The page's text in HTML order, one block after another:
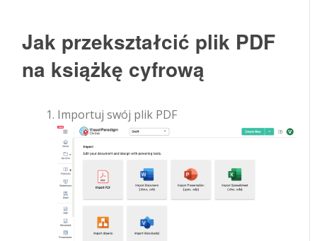
Jak przekształcić plik PDF
na książkę cyfrową
Importuj swój plik PDF